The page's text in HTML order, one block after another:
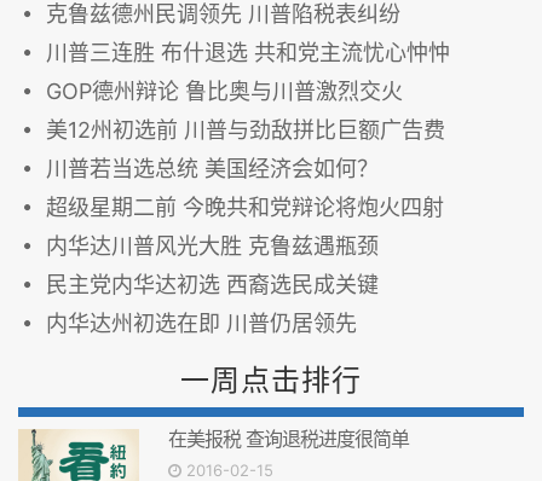
克鲁兹德州民调领先 川普陷税表纠纷
川普三连胜 布什退选 共和党主流忧心忡忡
GOP德州辩论 鲁比奥与川普激烈交火
美12州初选前 川普与劲敌拼比巨额广告费
川普若当选总统 美国经济会如何？
超级星期二前 今晚共和党辩论将炮火四射
内华达川普风光大胜 克鲁兹遇瓶颈
民主党内华达初选 西裔选民成关键
内华达州初选在即 川普仍居领先
一周点击排行
在美报税 查询退税进度很简单
2016-02-15